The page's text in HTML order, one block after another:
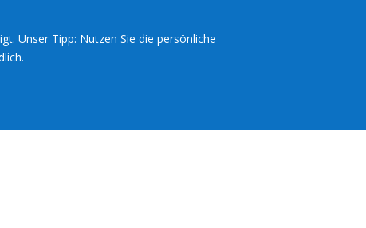
Unser Tipp: Nutzen Sie die persönliche